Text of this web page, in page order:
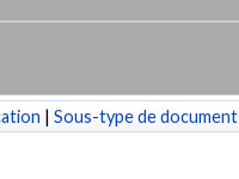
| Sous-type de document